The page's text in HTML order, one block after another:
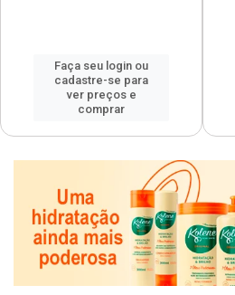
Faça seu login ou
cadastre-se para
ver preços e
comprar